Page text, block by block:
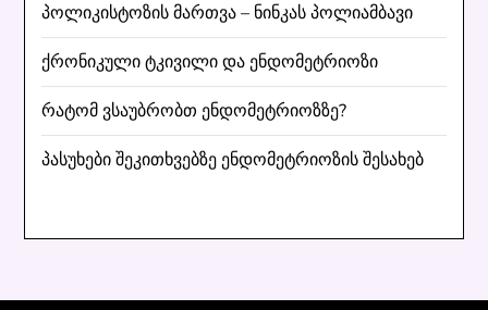
პოლიკისტოზის მართვა – ნინკას პოლიამბავი
ქრონიკული ტკივილი და ენდომეტრიოზი
რატომ ვსაუბრობთ ენდომეტრიოზზე?
პასუხები შეკითხვებზე ენდომეტრიოზის შესახებ